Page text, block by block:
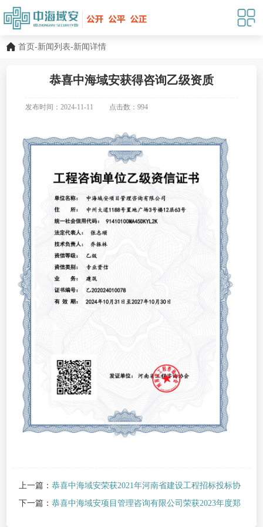
首页-新闻列表-新闻详情
恭喜中海域安获得咨询乙级资质
发布时间：2024-11-11 点击数： 994
上一篇：恭喜中海域安荣获2021年河南省建设工程招标投标协
会诚实守信单位
下一篇：恭喜中海域安项目管理咨询有限公司荣获2023年度郑